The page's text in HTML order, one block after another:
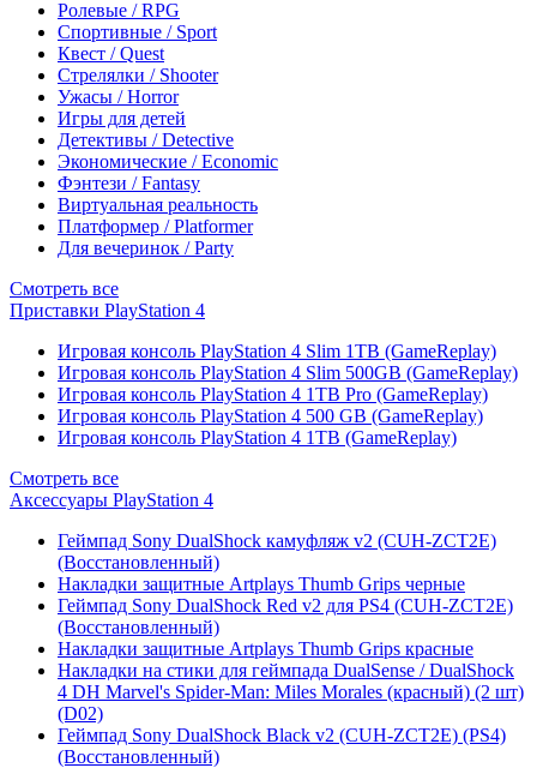
Ролевые / RPG
Спортивные / Sport
Квест / Quest
Стрелялки / Shooter
Ужасы / Horror
Игры для детей
Детективы / Detective
Экономические / Economic
Фэнтези / Fantasy
Виртуальная реальность
Платформер / Platformer
Для вечеринок / Party
Смотреть все
Приставки PlayStation 4
Игровая консоль PlayStation 4 Slim 1TB (GameReplay)
Игровая консоль PlayStation 4 Slim 500GB (GameReplay)
Игровая консоль PlayStation 4 1TB Pro (GameReplay)
Игровая консоль PlayStation 4 500 GB (GameReplay)
Игровая консоль PlayStation 4 1TB (GameReplay)
Смотреть все
Аксессуары PlayStation 4
Геймпад Sony DualShock камуфляж v2 (CUH-ZCT2E)
(Восстановленный)
Накладки защитные Artplays Thumb Grips черные
Геймпад Sony DualShock Red v2 для PS4 (CUH-ZCT2E)
(Восстановленный)
Накладки защитные Artplays Thumb Grips красные
Накладки на стики для геймпада DualSense / DualShock
4 DH Marvel's Spider-Man: Miles Morales (красный) (2 шт)
(D02)
Геймпад Sony DualShock Black v2 (CUH-ZCT2E) (PS4)
(Восстановленный)